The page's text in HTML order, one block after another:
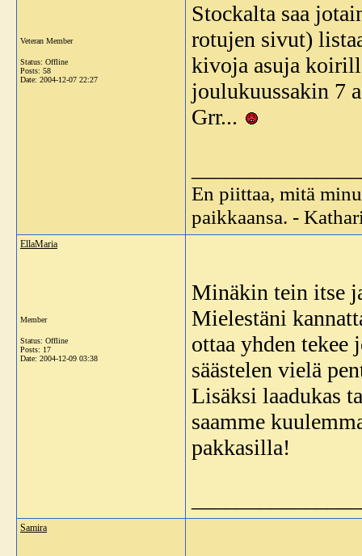
Veteran Member
Status: Offline
Posts: 58
Date: 2004-12-07 22:27
Stockalta saa
rotujen sivut)
kivoja asuja
joulukuussakin 7
Grr...
En piittaa, mitä
paikkaansa. -
EllaMaria
Member
Status: Offline
Posts: 17
Date: 2004-12-09 03:38
Minäkin tein itse
Mielestäni
ottaa yhden
säästelen vielä
Lisäksi laadukas
saamme
pakkasilla!
Samira